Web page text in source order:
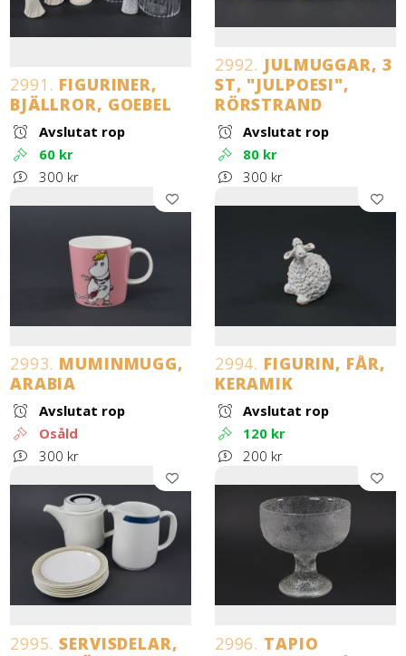
2991. FIGURINER,
BJÄLLROR, GOEBEL
Avslutat rop
60 kr
300 kr
2992. JULMUGGAR, 3
ST, "JULPOESI",
RÖRSTRAND
Avslutat rop
80 kr
300 kr
2993. MUMINMUGG,
ARABIA
Avslutat rop
Osåld
300 kr
2994. FIGURIN, FÅR,
KERAMIK
Avslutat rop
120 kr
200 kr
2995. SERVISDELAR,
2996. TAPIO